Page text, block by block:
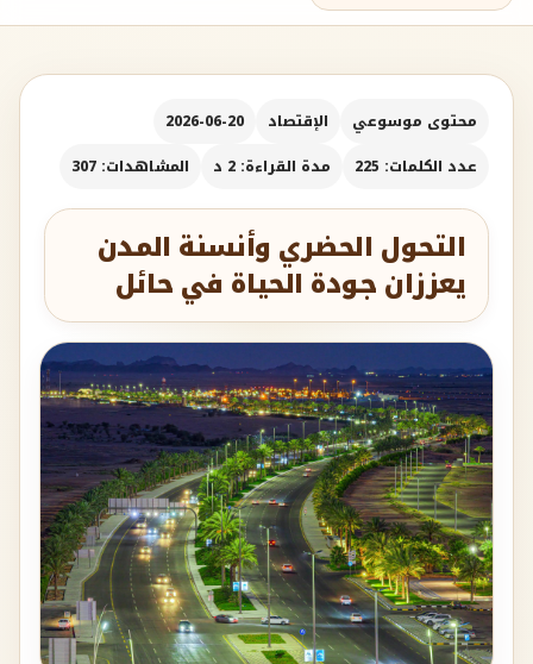
محتوى موسوعي الإقتصاد
2026-06-20
عدد الكلمات: 225
مدة القراءة: 2 د المشاهدات: 307
التحول الحضري وأنسنة المدن
يعززان جودة الحياة في حائل